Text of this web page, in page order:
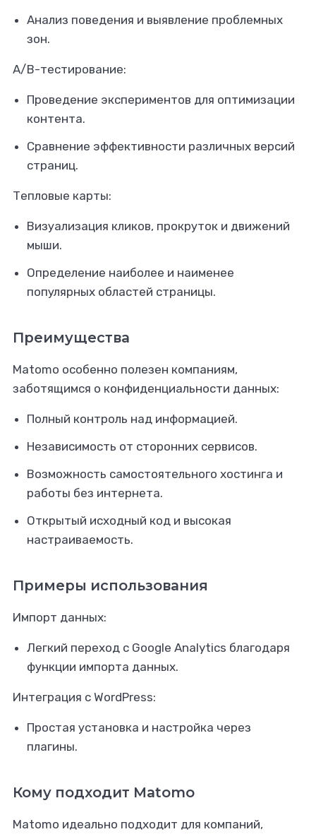
Анализ поведения и выявление проблемных
зон.
A/B-тестирование:
Проведение экспериментов для оптимизации
контента.
Сравнение эффективности различных версий
страниц.
Тепловые карты:
Визуализация кликов, прокруток и движений
мыши.
Определение наиболее и наименее
популярных областей страницы.
Преимущества
Matomo особенно полезен компаниям,
заботящимся о конфиденциальности данных:
Полный контроль над информацией.
Независимость от сторонних сервисов.
Возможность самостоятельного хостинга и
работы без интернета.
Открытый исходный код и высокая
настраиваемость.
Примеры использования
Импорт данных:
Легкий переход с Google Analytics благодаря
функции импорта данных.
Интеграция с WordPress:
Простая установка и настройка через
плагины.
Кому подходит Matomo
Matomo идеально подходит для компаний,